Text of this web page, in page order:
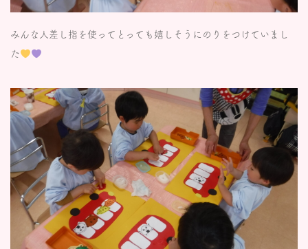
みんな人差し指を使ってとっても嬉しそうにのりをつけていまし
た